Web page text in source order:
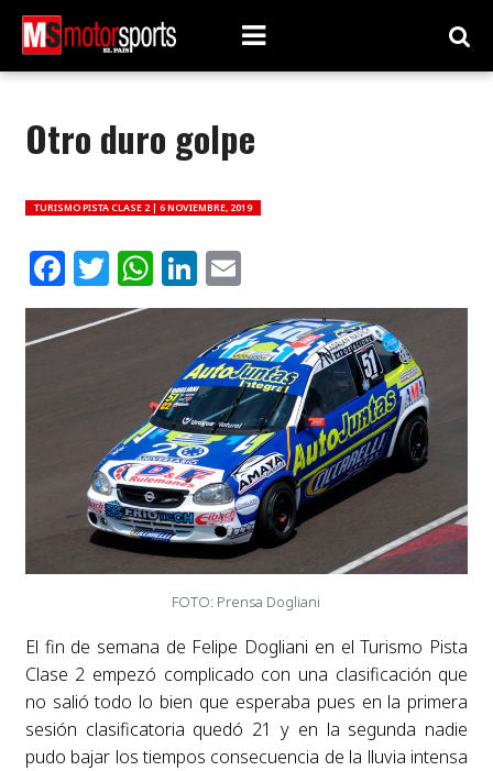
Otro duro golpe
TURISMO PISTA CLASE 2 | 6 NOVIEMBRE, 2019
Facebook
Twitter
WhatsApp
LinkedIn
Email
FOTO: Prensa Dogliani
El fin de semana de Felipe Dogliani en el Turismo Pista
Clase 2 empezó complicado con una clasificación que
no salió todo lo bien que esperaba pues en la primera
sesión clasificatoria quedó 21 y en la segunda nadie
pudo bajar los tiempos consecuencia de la lluvia intensa